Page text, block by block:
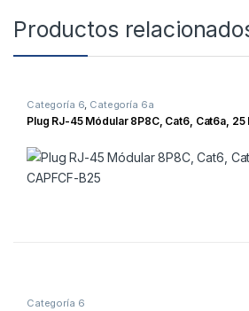
Productos
Categoría 6, Categoría 6a
Plug RJ-45 Módular 8P8C, Cat6, Cat6a, 25
Categoría 6